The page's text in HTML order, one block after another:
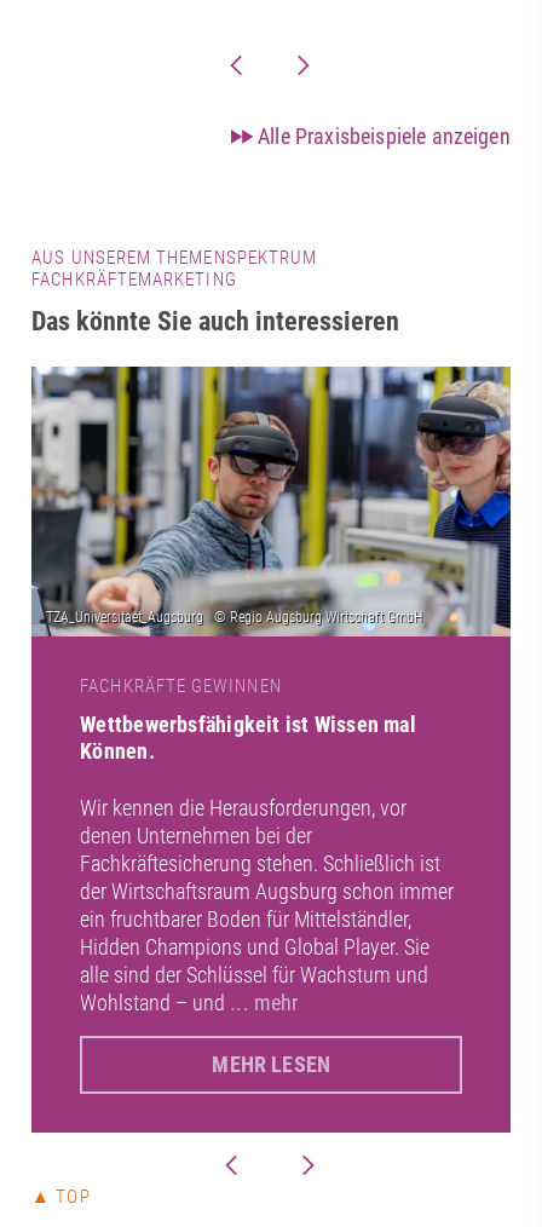
Alle Praxisbeispiele anzeigen
AUS UNSEREM THEMENSPEKTRUM
FACHKRÄFTEMARKETING
Das könnte Sie auch interessieren
FACHKRÄFTE GEWINNEN
Wettbewerbsfähigkeit ist Wissen mal
Können.
Wir kennen die Herausforderungen, vor
denen Unternehmen bei der
Fachkräftesicherung stehen. Schließlich ist
der Wirtschaftsraum Augsburg schon immer
ein fruchtbarer Boden für Mittelständler,
Hidden Champions und Global Player. Sie
alle sind der Schlüssel für Wachstum und
Wohlstand – und ... mehr
MEHR LESEN
▲ TOP